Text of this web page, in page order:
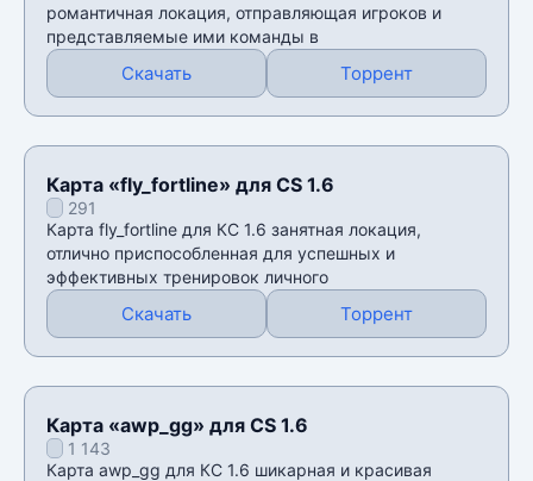
романтичная локация, отправляющая игроков и
представляемые ими команды в
Скачать Торрент
Карта «fly_fortline» для CS 1.6
291
Карта fly_fortline для КС 1.6 занятная локация,
отлично приспособленная для успешных и
эффективных тренировок личного
Скачать Торрент
Карта «awp_gg» для CS 1.6
1 143
Карта awp_gg для КС 1.6 шикарная и красивая